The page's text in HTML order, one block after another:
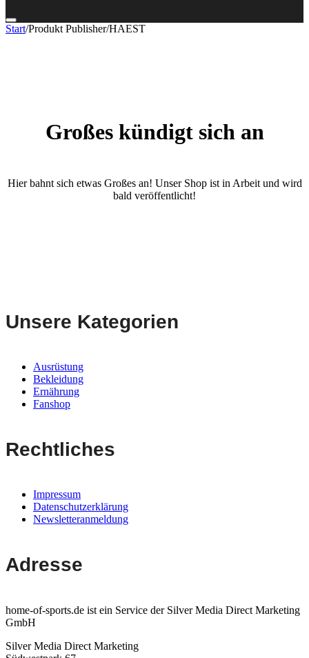
Start/Produkt Publisher/HAEST
Großes kündigt sich an
Hier bahnt sich etwas Großes an! Unser Shop ist in Arbeit und wird
bald veröffentlicht!
Unsere Kategorien
Ausrüstung
Bekleidung
Ernährung
Fanshop
Rechtliches
Impressum
Datenschutzerklärung
Newsletteranmeldung
Adresse
home-of-sports.de ist ein Service der Silver Media Direct Marketing
GmbH
Silver Media Direct Marketing